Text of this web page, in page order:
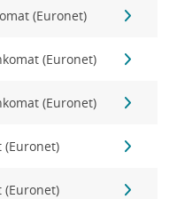
(Euronet)
(Euronet)
(Euronet)
(Euronet)
(Euronet)